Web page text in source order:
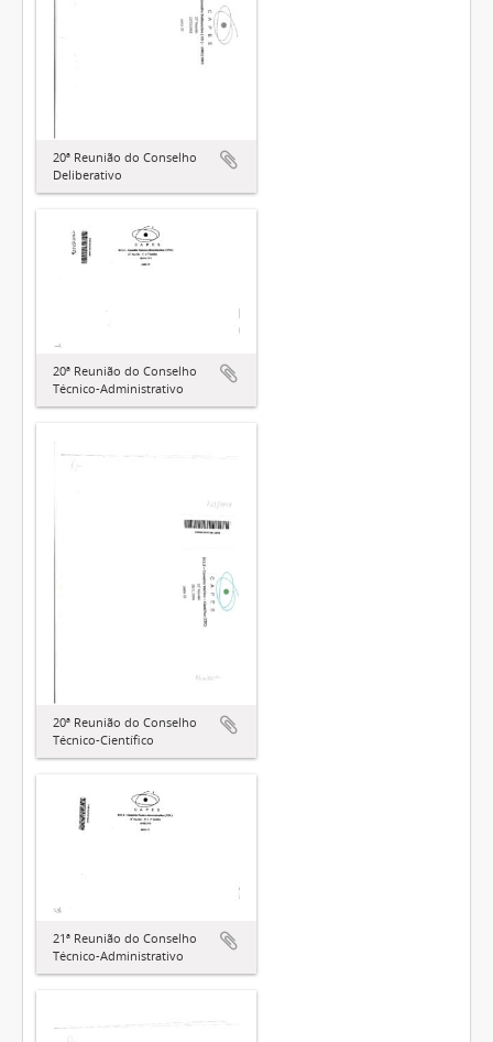
20ª Reunião do Conselho
Deliberativo
20ª Reunião do Conselho
Técnico-Administrativo
20ª Reunião do Conselho
Técnico-Científico
21ª Reunião do Conselho
Técnico-Administrativo